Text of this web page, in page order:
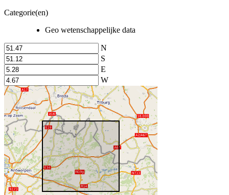
Categorie(en)
Geo wetenschappelijke data
N
S
E
W